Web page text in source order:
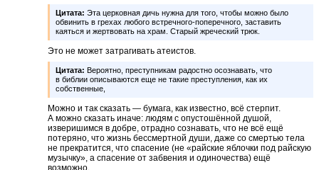
Цитата: Эта церковная дичь нужна для того, чтобы можно было
обвинить в грехах любого встречного-поперечного, заставить
каяться и жертвовать на храм. Старый жреческий трюк.
Это не может затрагивать атеистов.
Цитата: Вероятно, преступникам радостно осознавать, что
в библии описываются еще не такие преступления, как их
собственные,
Можно и так сказать — бумага, как известно, всё стерпит.
А можно сказать иначе: людям с опустошённой душой,
изверишимся в добре, отрадно сознавать, что не всё ещё
потеряно, что жизнь бессмертной души, даже со смертью тела
не прекратится, что спасение (не «райские яблочки под райскую
музычку», а спасение от забвения и одиночества) ещё
возможно.